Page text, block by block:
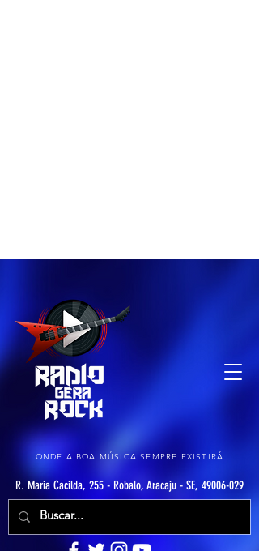
ONDE A BOA MÚSICA SEMPRE EXISTIRÁ
R. Maria Cacilda, 255 - Robalo, Aracaju - SE, 49006-029